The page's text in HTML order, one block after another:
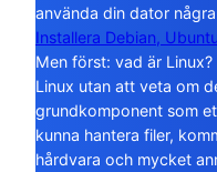
använda din dator
Installera Debian,
Men först: vad är
Linux utan att veta om
grundkomponent som
kunna hantera filer,
hårdvara och mycket